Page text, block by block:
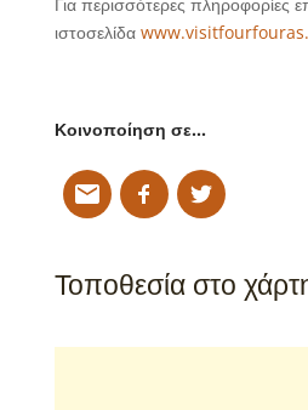
ιστοσελίδα
Κοινοποίηση σε…
Τοποθεσία στο